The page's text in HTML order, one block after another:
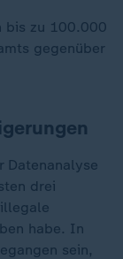
bis zu 100.000
gegenüber
Datenanalyse
drei
habe. In
sein,